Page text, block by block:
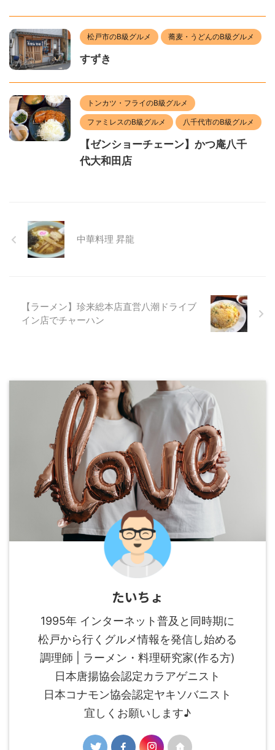
松戸市のB級グルメ 蕎麦・うどんのB級グルメ
すずき
トンカツ・フライのB級グルメ
ファミレスのB級グルメ 八千代市のB級グルメ
【ゼンショーチェーン】かつ庵八千
代大和田店
中華料理 昇龍
【ラーメン】珍来総本店直営八潮ドライブ
イン店でチャーハン
たいちょ
1995年 インターネット普及と同時期に
松戸から行くグルメ情報を発信し始める
調理師 | ラーメン・料理研究家(作る方)
日本唐揚協会認定カラアゲニスト
日本コナモン協会認定ヤキソバニスト
宜しくお願いします♪